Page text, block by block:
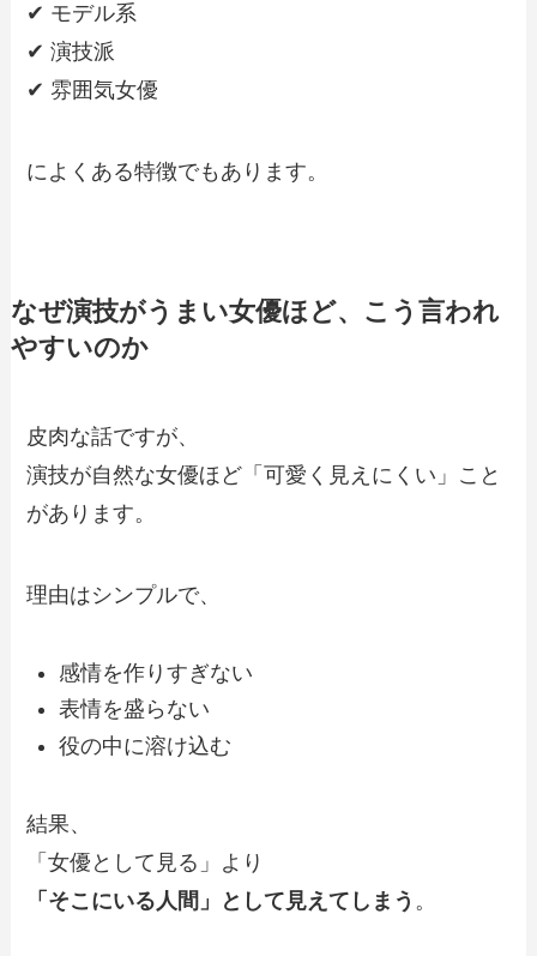
✔ モデル系
✔ 演技派
✔ 雰囲気女優
によくある特徴でもあります。
なぜ演技がうまい女優ほど、こう言われ
やすいのか
皮肉な話ですが、
演技が自然な女優ほど「可愛く見えにくい」こと
があります。
理由はシンプルで、
感情を作りすぎない
表情を盛らない
役の中に溶け込む
結果、
「女優として見る」より
「そこにいる人間」として見えてしまう 。